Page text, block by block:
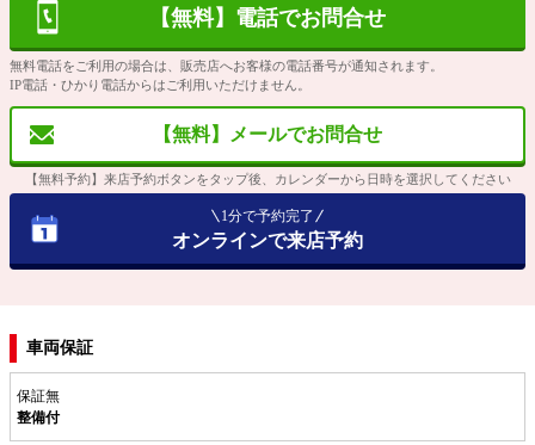
【無料】電話でお問合せ
無料電話をご利用の場合は、販売店へお客様の電話番号が通知されます。
IP電話・ひかり電話からはご利用いただけません。
【無料】メールでお問合せ
【無料予約】来店予約ボタンをタップ後、カレンダーから日時を選択してください
1分で予約完了
オンラインで来店予約
車両保証
保証無
整備付